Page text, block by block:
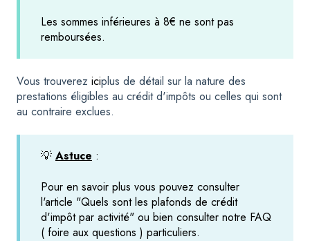
Les sommes inférieures à 8€ ne sont pas
remboursées.
Vous trouverez iciplus de détail sur la nature des
prestations éligibles au crédit d'impôts ou celles qui sont
au contraire exclues.
💡 Astuce :
Pour en savoir plus vous pouvez consulter
l'article "Quels sont les plafonds de crédit
d'impôt par activité" ou bien consulter notre FAQ
( foire aux questions ) particuliers.